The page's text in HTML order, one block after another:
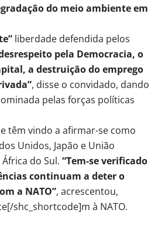
do meio ambiente em
liberdade defendida pelos
pela Democracia, o
a destruição do emprego
, disse o convidado, dando
pelas forças políticas
têm vindo a afirmar-se como
Unidos, Japão e União
do Sul. “Tem-se verificado
continuam a deter o
a NATO”, acrescentou,
shc_shortcode]m à NATO.